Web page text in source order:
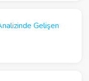
Gelişen